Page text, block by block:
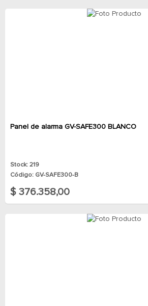
Panel de alarma GV-SAFE300 BLANCO
Stock: 219
Código: GV-SAFE300-B
$ 376.358,00